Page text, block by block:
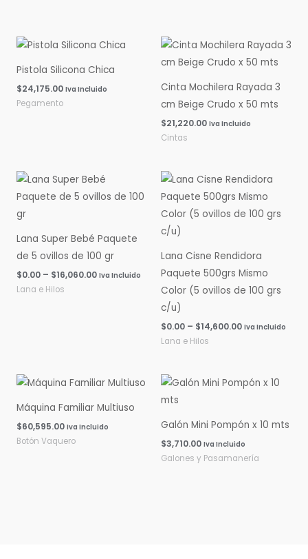
Pistola Silicona Chica
$24,175.00 Iva Incluido
Pegamento
Cinta Mochilera Rayada 3
cm Beige Crudo x 50 mts
$21,220.00 Iva Incluido
Cintas
Lana Super Bebé Paquete
de 5 ovillos de 100 gr
$0.00 – $16,060.00
Rango
de
precios:
$16,060.00
Iva Incluido
Lana e Hilos
Lana Cisne Rendidora
Paquete 500grs Mismo
Color (5 ovillos de 100 grs
c/u)
$0.00 – $14,600.00
Rango
de
precios:
desde
$0.00
Iva Incluido
Lana e Hilos
Máquina Familiar Multiuso
$60,595.00 Iva Incluido
Botón Vaquero
Galón Mini Pompón x 10 mts
$3,710.00 Iva Incluido
Galones y Pasamanería